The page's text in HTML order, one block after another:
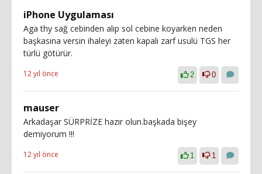
iPhone Uygulaması
Aga thy sağ cebinden alıp sol cebine koyarken neden
başkasına versin ihaleyi zaten kapalı zarf usulü TGS her
türlü götürür.
12 yıl önce 2 0
mauser
Arkadaşar SÜRPRİZE hazır olun.başkada bişey
demiyorum !!!
12 yıl önce 1 1